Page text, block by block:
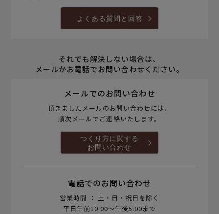
よくある質問と回答
それでも解決しない場合は、
メールかお電話でお問い合わせください。
メールでのお問い合わせ
頂きましたメールのお問い合わせには、
順次メールでご連絡いたします。
つくり方に関する
お問い合わせ
電話でのお問い合わせ
営業時間 ： 土・日・祝日を除く
平日午前10:00～午後5:00まで